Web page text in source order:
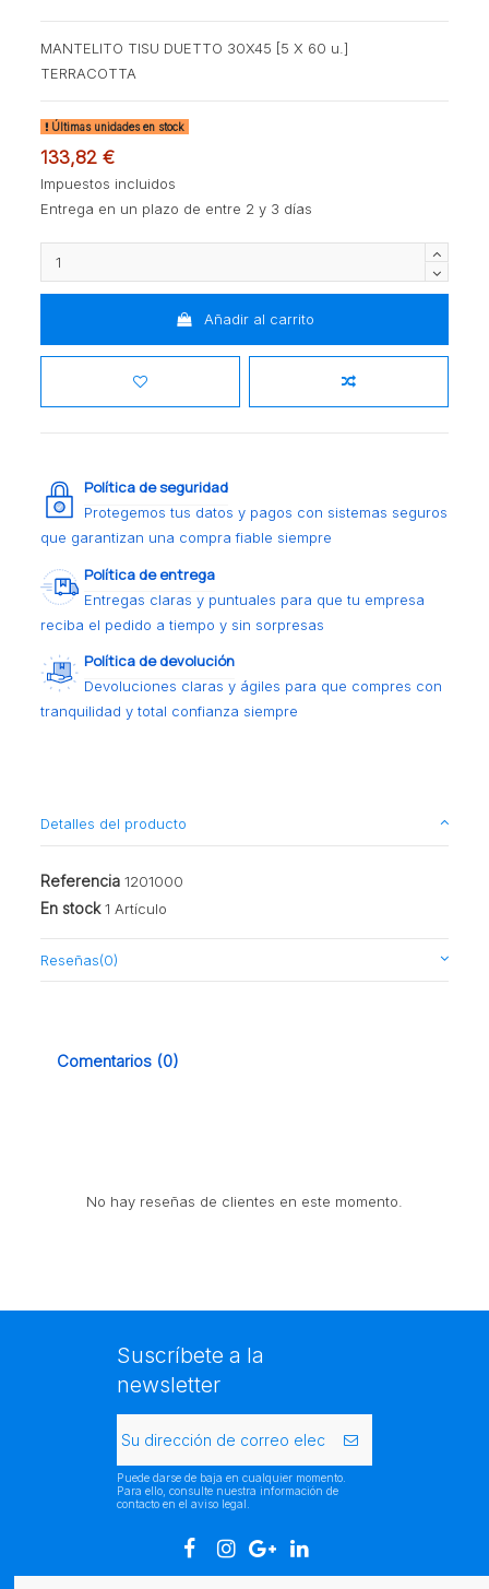
MANTELITO TISU DUETTO 30X45 [5 X 60 u.]
TERRACOTTA
Últimas unidades en stock
133,82 €
Impuestos incluidos
Entrega en un plazo de entre 2 y 3 días
Añadir al carrito
Política de seguridad
Protegemos tus datos y pagos con sistemas seguros
que garantizan una compra fiable siempre
Política de entrega
Entregas claras y puntuales para que tu empresa
reciba el pedido a tiempo y sin sorpresas
Política de devolución
Devoluciones claras y ágiles para que compres con
tranquilidad y total confianza siempre
Detalles del producto
Referencia 1201000
En stock 1 Artículo
Reseñas(0)
Comentarios (0)
No hay reseñas de clientes en este momento.
Suscríbete a la
newsletter
Puede darse de baja en cualquier momento.
Para ello, consulte nuestra información de
contacto en el aviso legal.